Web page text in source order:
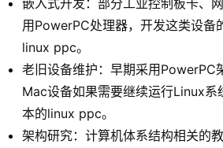
用PowerPC处理器，开发这类设备
linux ppc。
老旧设备维护：早期采用PowerPC
Mac设备如果需要继续运行Linux系
本的linux ppc。
架构研究：计算机体系结构相关的